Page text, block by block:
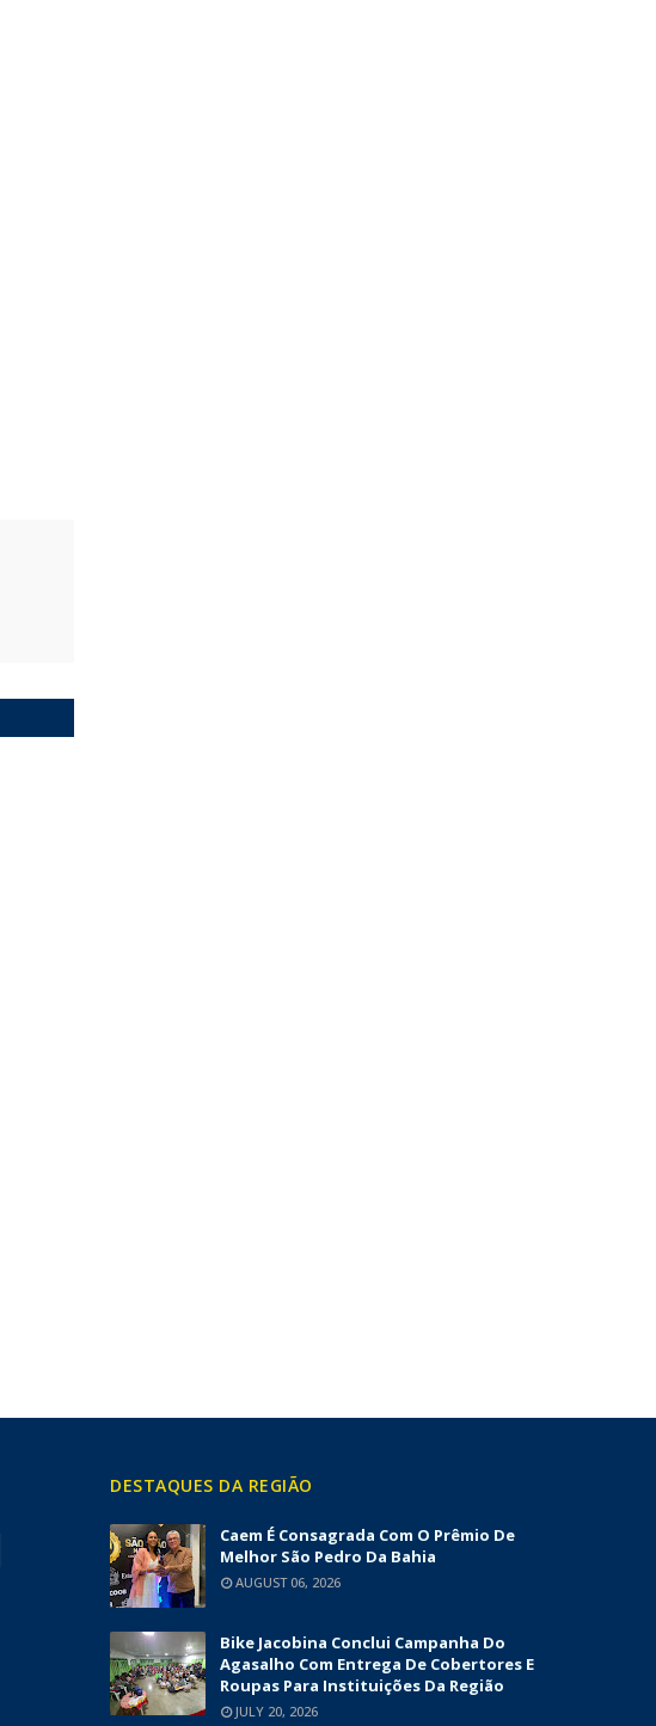
DESTAQUES DA REGIÃO
Caem É Consagrada Com O Prêmio De
Melhor São Pedro Da Bahia
AUGUST 06, 2026
Bike Jacobina Conclui Campanha Do
Agasalho Com Entrega De Cobertores E
Roupas Para Instituições Da Região
JULY 20, 2026